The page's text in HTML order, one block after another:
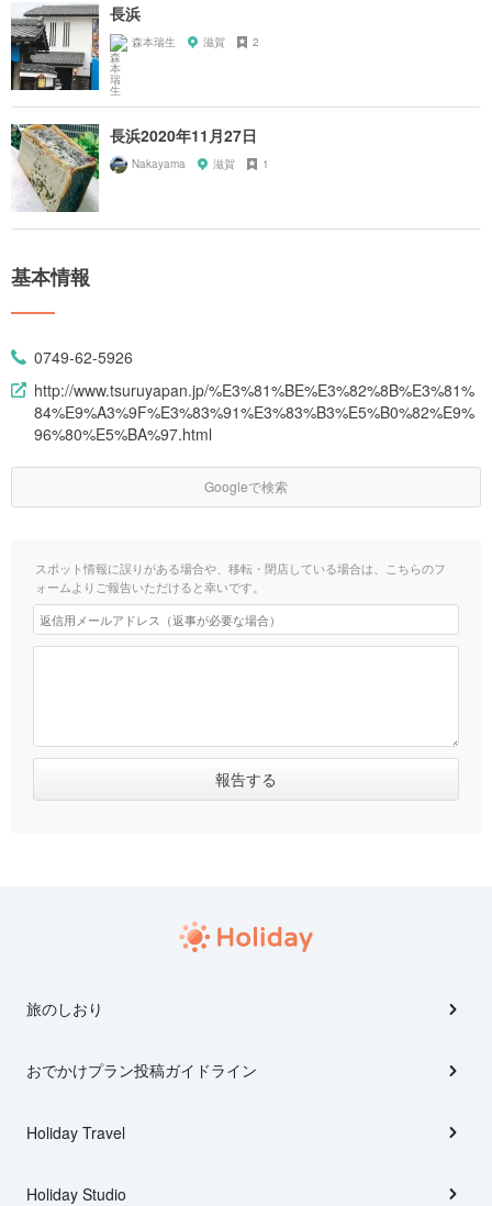
長浜
森本瑞生 滋賀 2
長浜2020年11月27日
Nakayama 滋賀 1
基本情報
0749-62-5926
http://www.tsuruyapan.jp/%E3%81%BE%E3%82%8B%E3%81%
84%E9%A3%9F%E3%83%91%E3%83%B3%E5%B0%82%E9%
96%80%E5%BA%97.html
Googleで検索
スポット情報に誤りがある場合や、移転・閉店している場合は、こちらのフ
ォームよりご報告いただけると幸いです。
旅のしおり
おでかけプラン投稿ガイドライン
Holiday Travel
Holiday Studio